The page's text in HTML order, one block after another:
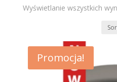
Wyświetlanie wszystkich
Promocja!